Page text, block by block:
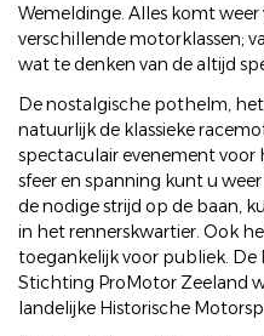
Wemeldinge. Alles komt
verschillende motorklassen;
wat te denken van de altijd
De nostalgische pothelm,
natuurlijk de klassieke
spectaculair evenement
sfeer en spanning kunt u
de nodige strijd op de baan,
in het rennerskwartier. Ook
toegankelijk voor publiek. De
Stichting ProMotor Zeeland
landelijke Historische